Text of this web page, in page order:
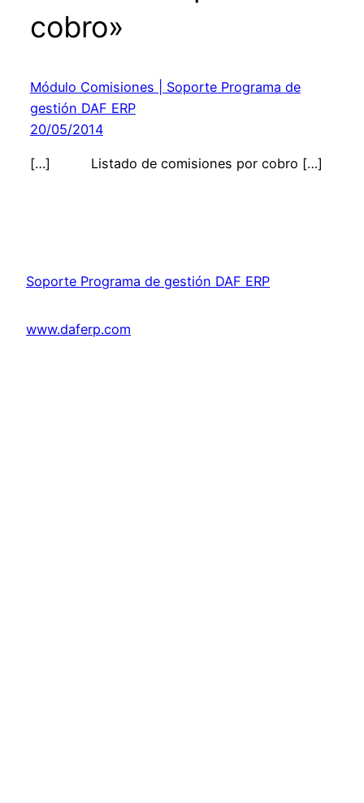
cobro»
Módulo Comisiones | Soporte Programa de
gestión DAF ERP
20/05/2014
[…] Listado de comisiones por cobro […]
Soporte Programa de gestión DAF ERP
www.daferp.com